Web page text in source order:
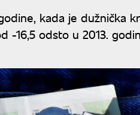
kada je dužnička
-16,5 odsto u 2013.